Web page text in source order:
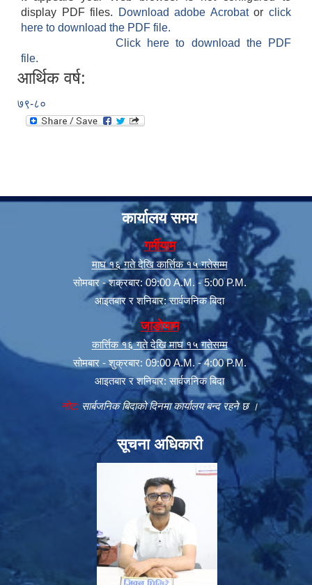
display PDF files.
Download adobe Acrobatorclick
here to download the PDF file.
Click here to download the PDF
file.
आर्थिक वर्ष:
७९-८०
कार्यालय समय
गर्मीयाम
माघ १६ गते देखि कार्त्तिक १५ गतेसम्म
सोमबार - शक्रबार: 09:00 A.M. - 5:00 P.M.
आइतबार र शनिबार: सार्वजनिक बिदा
जाडोयाम
कार्त्तिक १६ गते देखि माघ १५ गतेसम्म
सोमबार - शुक्रबार: 09:00 A.M. - 4:00 P.M.
आइतबार र शनिबार: सार्वजनिक बिदा
नोट:सार्बजनिक बिदाको दिनमा कार्यालय बन्द रहने छ ।
सूचना अधिकारी